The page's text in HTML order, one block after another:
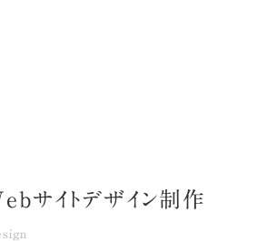
サイトデザイン制作